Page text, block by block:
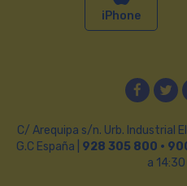
iPhone
C/ Arequipa s/n. Urb. Industrial
G.C España | 928 305 800 ·
a